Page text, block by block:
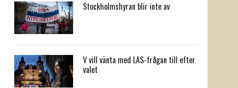
Stockholmshyran blir inte av
V vill vänta med LAS-frågan till efter
valet